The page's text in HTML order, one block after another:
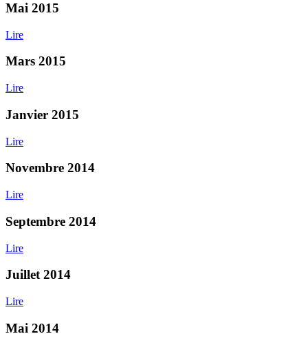
Mai 2015
Lire
Mars 2015
Lire
Janvier 2015
Lire
Novembre 2014
Lire
Septembre 2014
Lire
Juillet 2014
Lire
Mai 2014